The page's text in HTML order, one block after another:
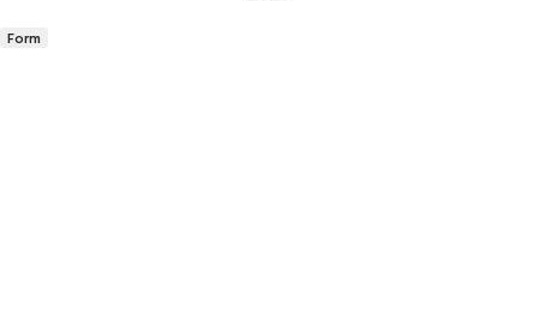
Form